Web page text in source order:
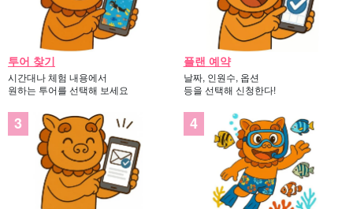
투어 참가자 특전 페이지 증정
수난구조대원 자격증을 소지한 가이드의 지원
투어 찾기
시간대나 체험 내용에서
원하는 투어를 선택해 보세요
플랜 예약
날짜, 인원수, 옵션
등을 선택해 신청한다!